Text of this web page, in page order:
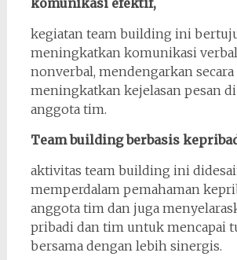
komunikasi efektif,
kegiatan team building ini
meningkatkan komunikasi
nonverbal, mendengarkan
meningkatkan kejelasan pesan
anggota tim.
Team building berbasis
aktivitas team building ini
memperdalam pemahaman
anggota tim dan juga
pribadi dan tim untuk mencapai
bersama dengan lebih sinergis.